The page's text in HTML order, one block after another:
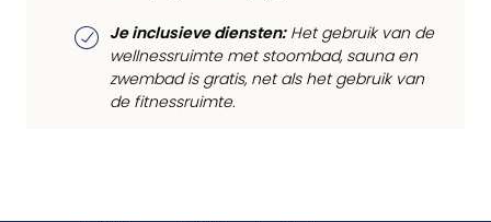
Je inclusieve diensten:Het gebruik van de
wellnessruimte met stoombad, sauna en
zwembad is gratis, net als het gebruik van
de fitnessruimte.